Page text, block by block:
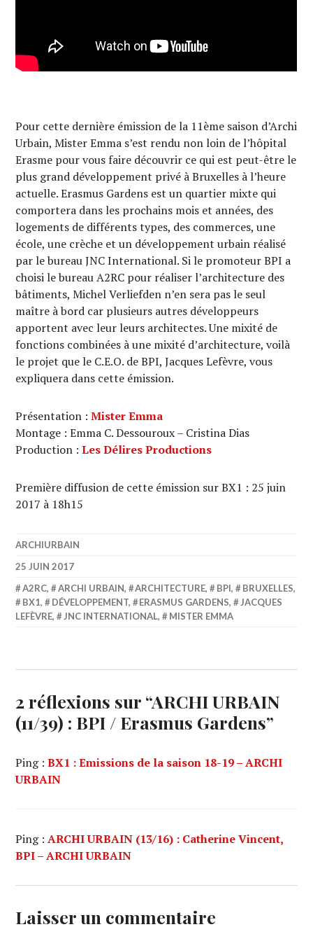
Pour cette dernière émission de la 11ème saison d’Archi
Urbain, Mister Emma s’est rendu non loin de l’hôpital
Erasme pour vous faire découvrir ce qui est peut-être le
plus grand développement privé à Bruxelles à l’heure
actuelle. Erasmus Gardens est un quartier mixte qui
comportera dans les prochains mois et années, des
logements de différents types, des commerces, une
école, une crèche et un développement urbain réalisé
par le bureau JNC International. Si le promoteur BPI a
choisi le bureau A2RC pour réaliser l’architecture des
bâtiments, Michel Verliefden n’en sera pas le seul
maître à bord car plusieurs autres développeurs
apportent avec leur leurs architectes. Une mixité de
fonctions combinées à une mixité d’architecture, voilà
le projet que le C.E.O. de BPI, Jacques Lefèvre, vous
expliquera dans cette émission.
Présentation :Mister Emma
Montage : Emma C. Dessouroux – Cristina Dias
Production :Les Délires Productions
Première diffusion de cette émission sur BX1 : 25 juin
2017 à 18h15
ARCHIURBAIN
25 JUIN 2017
A2RC, ARCHI URBAIN, ARCHITECTURE, BPI, BRUXELLES,
BX1, DÉVELOPPEMENT, ERASMUS GARDENS,
JACQUES
LEFÈVRE, JNC INTERNATIONAL, MISTER EMMA
2 réflexions sur “ARCHI URBAIN
(11/39) : BPI / Erasmus Gardens”
Ping :BX1 : Emissions de la saison 18-19 – ARCHI
URBAIN
Ping :ARCHI URBAIN (13/16) : Catherine Vincent,
BPI – ARCHI URBAIN
Laisser un commentaire